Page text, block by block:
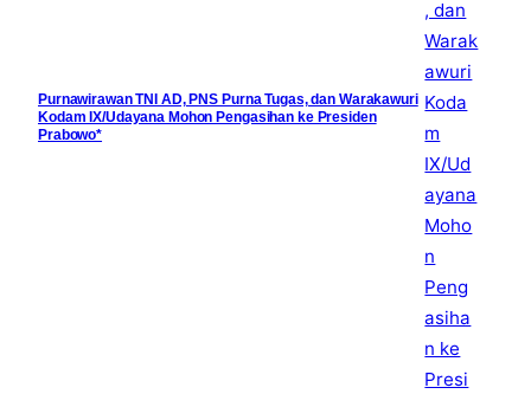
Purnawirawan TNI AD, PNS Purna Tugas, dan Warakawuri
Kodam IX/Udayana Mohon Pengasihan ke Presiden
Prabowo*